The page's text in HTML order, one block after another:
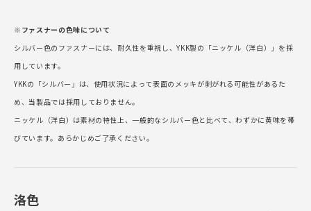
※ファスナーの色味について
シルバー色のファスナーには、耐久性を重視し、YKK製の「ニッケル（洋白）」を採
用しています。
YKKの「シルバー」は、使用状況によって表面のメッキが剥がれる可能性があるた
め、当製品では採用しておりません。
ニッケル（洋白）は素材の特性上、一般的なシルバー色と比べて、わずかに黄味を帯
びています。あらかじめご了承ください。
洛色